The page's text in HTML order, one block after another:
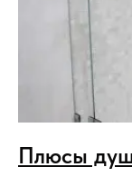
Плюсы